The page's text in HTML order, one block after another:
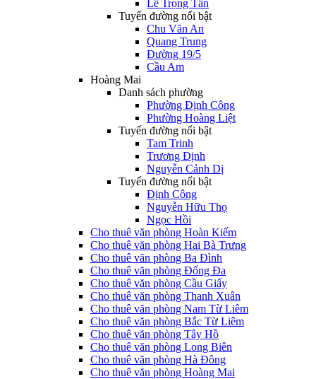
Lê Trọng Tấn
Tuyến đường nổi bật
Chu Văn An
Quang Trung
Đường 19/5
Cầu Am
Hoàng Mai
Danh sách phường
Phường Định Công
Phường Hoàng Liệt
Tuyến đường nổi bật
Tam Trinh
Trương Định
Nguyễn Cảnh Dị
Tuyến đường nổi bật
Định Công
Nguyễn Hữu Thọ
Ngọc Hồi
Cho thuê văn phòng Hoàn Kiếm
Cho thuê văn phòng Hai Bà Trưng
Cho thuê văn phòng Ba Đình
Cho thuê văn phòng Đống Đa
Cho thuê văn phòng Cầu Giấy
Cho thuê văn phòng Thanh Xuân
Cho thuê văn phòng Nam Từ Liêm
Cho thuê văn phòng Bắc Từ Liêm
Cho thuê văn phòng Tây Hồ
Cho thuê văn phòng Long Biên
Cho thuê văn phòng Hà Đông
Cho thuê văn phòng Hoàng Mai